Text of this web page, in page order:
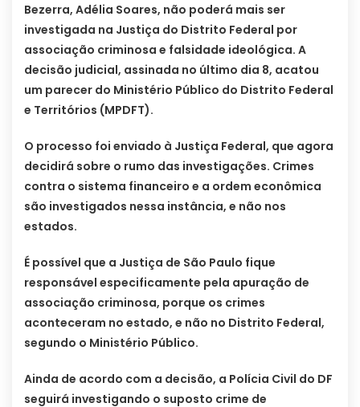
Bezerra, Adélia Soares, não poderá mais ser
investigada na Justiça do Distrito Federal por
associação criminosa e falsidade ideológica. A
decisão judicial, assinada no último dia 8, acatou
um parecer do Ministério Público do Distrito Federal
e Territórios (MPDFT).
O processo foi enviado à Justiça Federal, que agora
decidirá sobre o rumo das investigações. Crimes
contra o sistema financeiro e a ordem econômica
são investigados nessa instância, e não nos
estados.
É possível que a Justiça de São Paulo fique
responsável especificamente pela apuração de
associação criminosa, porque os crimes
aconteceram no estado, e não no Distrito Federal,
segundo o Ministério Público.
Ainda de acordo com a decisão, a Polícia Civil do DF
seguirá investigando o suposto crime de